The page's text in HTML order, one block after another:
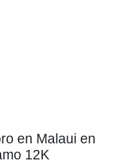
en Malaui en
12K